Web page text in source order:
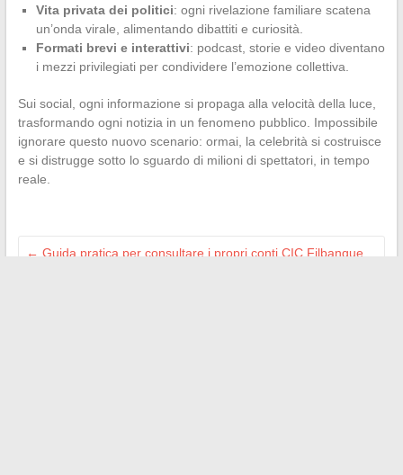
Vita privata dei politici: ogni rivelazione familiare scatena
un’onda virale, alimentando dibattiti e curiosità.
Formati brevi e interattivi: podcast, storie e video diventano
i mezzi privilegiati per condividere l’emozione collettiva.
Sui social, ogni informazione si propaga alla velocità della luce,
trasformando ogni notizia in un fenomeno pubblico. Impossibile
ignorare questo nuovo scenario: ormai, la celebrità si costruisce
e si distrugge sotto lo sguardo di milioni di spettatori, in tempo
reale.
← Guida pratica per consultare i propri conti CIC Filbanque